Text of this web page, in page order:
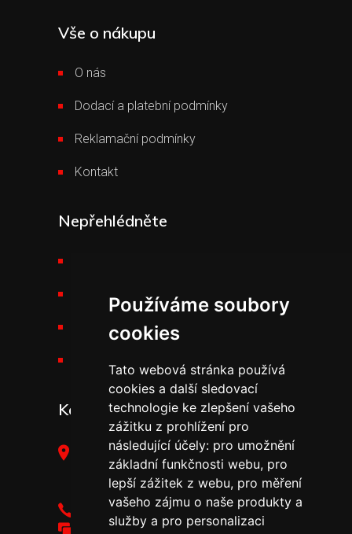
Používáme soubory
cookies
Tato webová stránka používá
cookies a další sledovací
technologie ke zlepšení vašeho
zážitku z prohlížení pro
následující účely: pro umožnění
základní funkčnosti webu, pro
lepší zážitek z webu, pro měření
vašeho zájmu o naše produkty a
služby a pro personalizaci
Vše o nákupu
O nás
Dodací a platební podmínky
Reklamační podmínky
Kontakt
Nepřehlédněte
Výšková technika
Kariéra v THT
Kontakt
THT Polička, s.r.o.,
Starohradská 316,
572 01 Polička
+420 461 755 111
tht@tht.cz